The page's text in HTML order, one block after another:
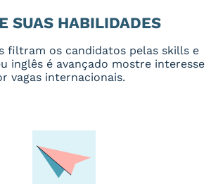
SUAS HABILIDADES
filtram os candidatos pelas skills e
inglês é avançado mostre interesse
vagas internacionais.